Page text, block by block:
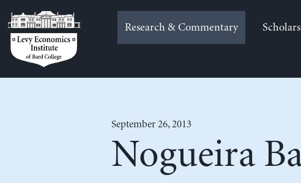
to
content
Research & Commentary Scholars
September 26, 2013
Nogueira